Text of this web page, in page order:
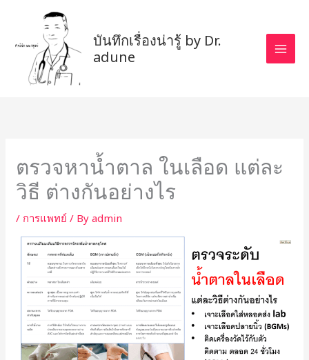
content
บันทึกเรื่องน่ารู้ by Dr.
adune
ตรวจหาน้ำตาล ในเลือด แต่ละ
วิธี ต่างกันอย่างไร
/ การแพทย์ / Byadmin